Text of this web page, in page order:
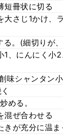
短冊状に切る
さじ1かけ、
。(細切りが
、にんにく小
味シャンタン小
める。
混ぜ合わせる
が充分に温ま